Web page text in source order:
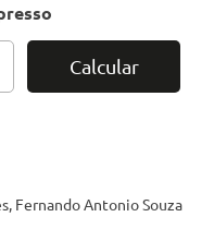
Fernando Antonio Souza
Calcular